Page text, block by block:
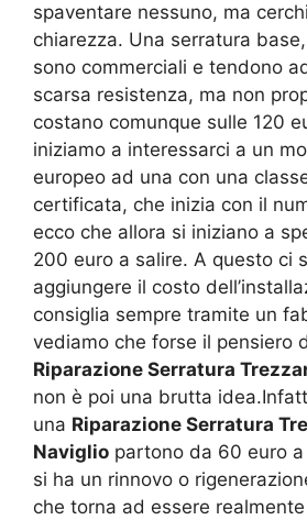
spaventare nessuno, ma
chiarezza. Una serratura
sono commerciali e tendono
scarsa resistenza, ma non
costano comunque sulle 120
iniziamo a interessarci a un
europeo ad una con una
certificata, che inizia con il
ecco che allora si iniziano a
200 euro a salire. A questo ci
aggiungere il costo
consiglia sempre tramite un
vediamo che forse il pensiero
Riparazione Serratura
non è poi una brutta
una Riparazione Serratura
Naviglio partono da 60 euro
si ha un rinnovo o
che torna ad essere